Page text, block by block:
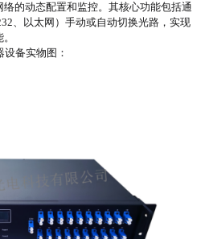
络的动态配置和监控。其核心功能包括通
、以太网）手动或自动切换光路，实现
。
设备实物图：